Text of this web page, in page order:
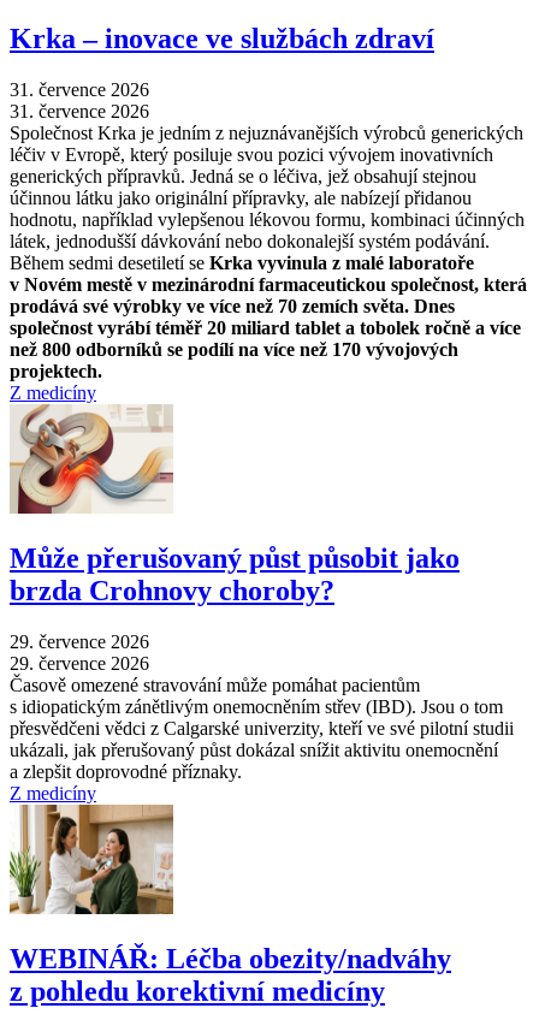
Krka –⁠ inovace ve službách zdraví
31. července 2026
31. července 2026
Společnost Krka je jedním z nejuznávanějších výrobců generických
léčiv v Evropě, který posiluje svou pozici vývojem inovativních
generických přípravků. Jedná se o léčiva, jež obsahují stejnou
účinnou látku jako originální přípravky, ale nabízejí přidanou
hodnotu, například vylepšenou lékovou formu, kombinaci účinných
látek, jednodušší dávkování nebo dokonalejší systém podávání.
Během sedmi desetiletí se Krka vyvinula z malé laboratoře
v Novém mestě v mezinárodní farmaceutickou společnost, která
prodává své výrobky ve více než 70 zemích světa. Dnes
společnost vyrábí téměř 20 miliard tablet a tobolek ročně a více
než 800 odborníků se podílí na více než 170 vývojových
projektech.
Z medicíny
Může přerušovaný půst působit jako
brzda Crohnovy choroby?
29. července 2026
29. července 2026
Časově omezené stravování může pomáhat pacientům
s idiopatickým zánětlivým onemocněním střev (IBD). Jsou o tom
přesvědčeni vědci z Calgarské univerzity, kteří ve své pilotní studii
ukázali, jak přerušovaný půst dokázal snížit aktivitu onemocnění
a zlepšit doprovodné příznaky.
Z medicíny
WEBINÁŘ: Léčba obezity/nadváhy
z pohledu korektivní medicíny